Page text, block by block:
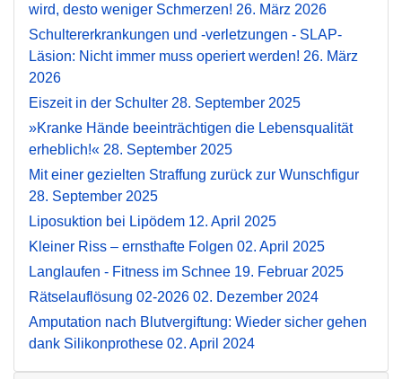
wird, desto weniger Schmerzen! 26. März 2026
Schultererkrankungen und -verletzungen - SLAP-
Läsion: Nicht immer muss operiert werden! 26. März
2026
Eiszeit in der Schulter 28. September 2025
»Kranke Hände beeinträchtigen die Lebensqualität
erheblich!« 28. September 2025
Mit einer gezielten Straffung zurück zur Wunschfigur
28. September 2025
Liposuktion bei Lipödem 12. April 2025
Kleiner Riss – ernsthafte Folgen 02. April 2025
Langlaufen - Fitness im Schnee 19. Februar 2025
Rätselauflösung 02-2026 02. Dezember 2024
Amputation nach Blutvergiftung: Wieder sicher gehen
dank Silikonprothese 02. April 2024